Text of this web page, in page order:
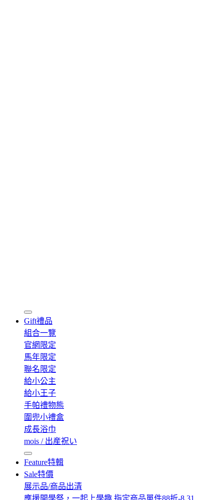
Gift禮品
組合一覽
官網限定
馬年限定
聯名限定
給小公主
給小王子
手帕禮物熊
圍兜小禮盒
成長浴巾
mois / 出産祝い
Feature特輯
Sale特價
展示品/商品出清
應援開學祭，一起上學趣 指定商品單件88折-8.31